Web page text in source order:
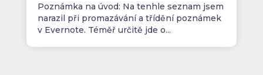
Poznámka na úvod: Na tenhle seznam jsem
narazil při promazávání a třídění poznámek
v Evernote. Téměř určitě jde o...